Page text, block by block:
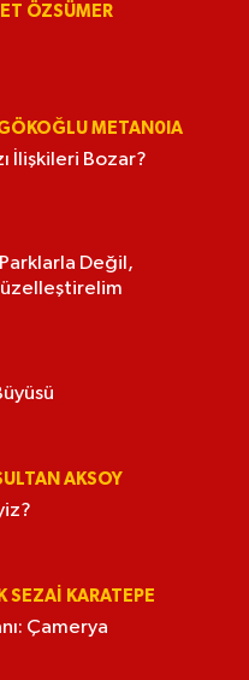
ÖZSÜMER
METAN0IA
İlişkileri Bozar?
Değil,
AKSOY
SEZAI KARATEPE
Çamerya